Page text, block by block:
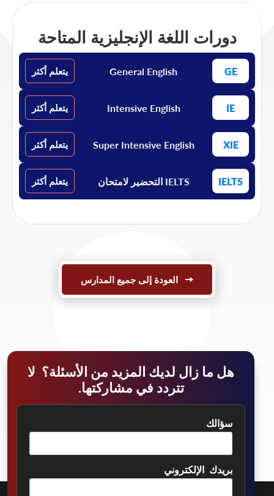
دورات اللغة الإنجليزية المتاحة
GE
General English يتعلم أكثر
IE
Intensive English يتعلم أكثر
XIE
Super Intensive English يتعلم أكثر
IELTS IELTS التحضير لامتحان يتعلم أكثر
العودة إلى جميع المدارس
هل ما زال لديك المزيد من الأسئلة؟ لا
تتردد في مشاركتها.
سؤالك
بريدك الإلكتروني